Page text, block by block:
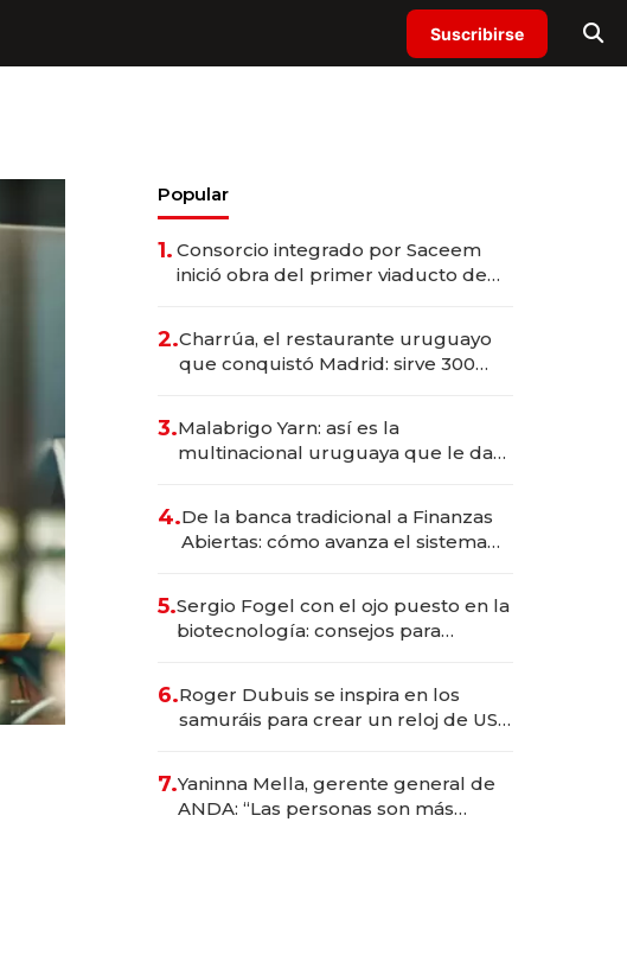
Suscribirse
Popular
1. Consorcio integrado por Saceem
inició obra del primer viaducto de
millones
2.Charrúa, el restaurante uruguayo
que conquistó Madrid: sirve 300
prepara apertura
3.Malabrigo Yarn: así es la
multinacional uruguaya que le da
4.De la banca tradicional a Finanzas
Abiertas: cómo avanza el sistema
5.Sergio Fogel con el ojo puesto en la
biotecnología: consejos para
6.Roger Dubuis se inspira en los
samuráis para crear un reloj de US$
7.Yaninna Mella, gerente general de
ANDA: “Las personas son más